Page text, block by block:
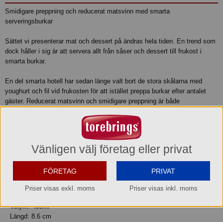
Smidigare preppning och reducerat matsvinn med smarta
serveringsburkar
Sättet vi presenterar mat och dessert på ändras hela tiden. En trend som
dock håller i sig är att servera allt från såser och dessert till frukost i
smarta burkar.
En del smarta hotell har sedan länge valt bort de stora skålarna med
youghurt och fil vid frukosten för att istället preppa burkar efter antalet
gäster. Reducerat matsvinn och smidigare preppning är både
Produktinformation
SERVERINGSBURK 450ML Med skruvlock i metall.
Livsmedelsgodkänd
STORLEK
Volym: 450ml
Längd: 8.6 cm
Vänligen välj företag eller privat
FÖRETAG
Priser visas exkl. moms
PRIVAT
Priser visas inkl. moms